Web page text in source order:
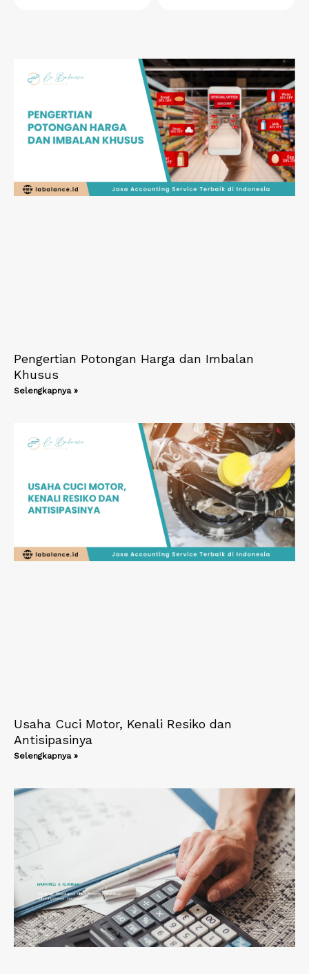
Pengertian Potongan Harga dan Imbalan
Khusus
Selengkapnya »
Usaha Cuci Motor, Kenali Resiko dan
Antisipasinya
Selengkapnya »